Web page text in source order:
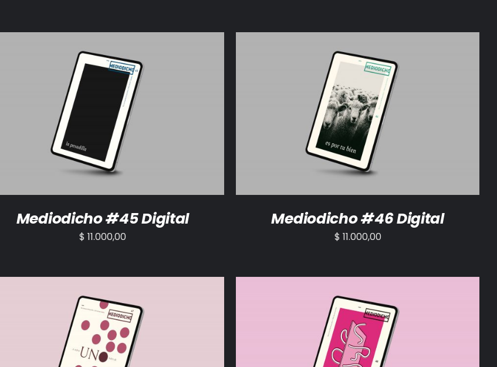
AÑADIR AL CARRITO /
Mediodicho #45 Digital
$ 11.000,00
AÑADIR AL CARRITO /
Mediodicho #46 Digital
$ 11.000,00
AÑADIR AL CARRITO / AÑADIR AL CARRITO /